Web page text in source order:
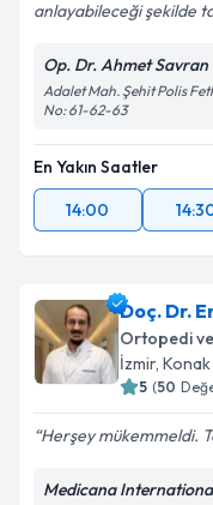
anlayabileceği şekilde
Op. Dr. Ahmet Savran
Adalet Mah. Şehit Polis
No: 61-62-63
En Yakın Saatler
14:00
Doç. Dr.
Ortopedi
İzmir, Konak
5 (50
Herşey mükemmeldi.
Medicana